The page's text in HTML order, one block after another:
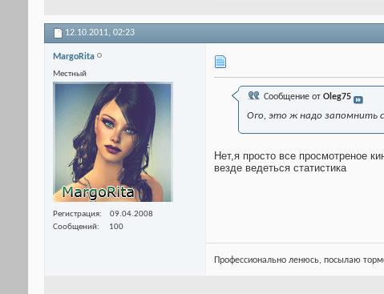
12.10.2011, 02:23
MargoRita
Местный
Регистрация
09.04.2008
Сообщений
100
Сообщение от Oleg75
Ого, это ж надо запомнить
Нет,я просто все просмотреное
везде ведеться статистика
Профессионально ленюсь, посылаю